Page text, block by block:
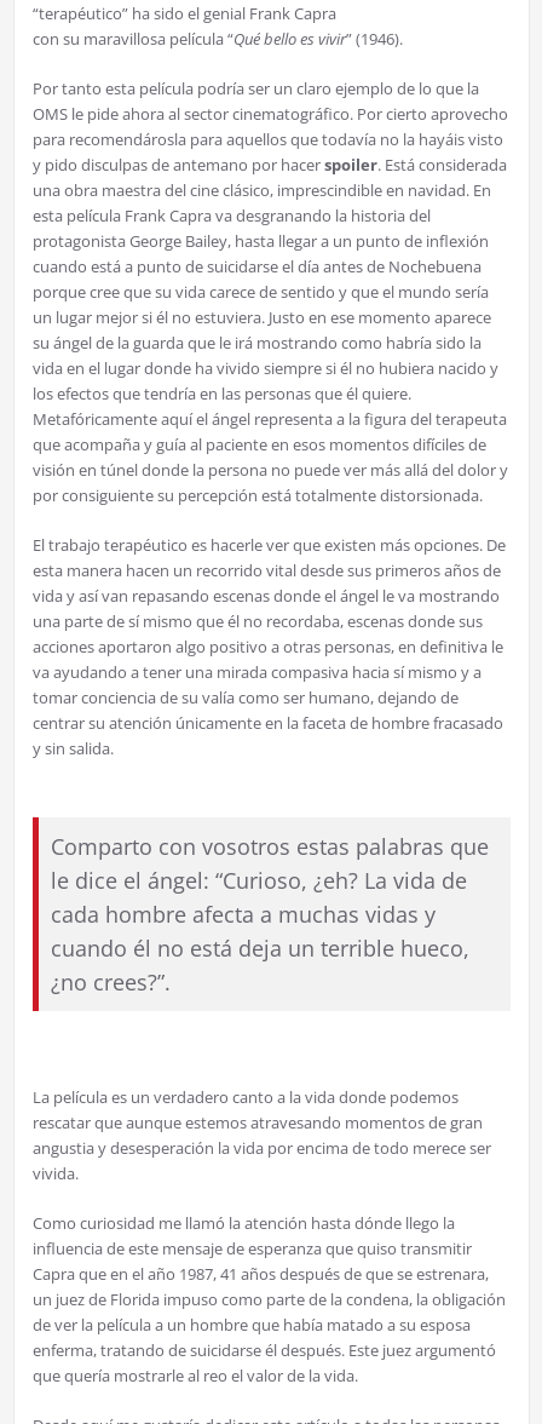
“terapéutico” ha sido el genial Frank Capra
con su maravillosa película “Qué bello es vivir” (1946).
Por tanto esta película podría ser un claro ejemplo de lo que la
OMS le pide ahora al sector cinematográfico. Por cierto aprovecho
para recomendárosla para aquellos que todavía no la hayáis visto
y pido disculpas de antemano por hacerspoiler. Está considerada
una obra maestra del cine clásico, imprescindible en navidad. En
esta película Frank Capra va desgranando la historia del
protagonista George Bailey, hasta llegar a un punto de inflexión
cuando está a punto de suicidarse el día antes de Nochebuena
porque cree que su vida carece de sentido y que el mundo sería
un lugar mejor si él no estuviera. Justo en ese momento aparece
su ángel de la guarda que le irá mostrando como habría sido la
vida en el lugar donde ha vivido siempre si él no hubiera nacido y
los efectos que tendría en las personas que él quiere.
Metafóricamente aquí el ángel representa a la figura del terapeuta
que acompaña y guía al paciente en esos momentos difíciles de
visión en túnel donde la persona no puede ver más allá del dolor y
por consiguiente su percepción está totalmente distorsionada.
El trabajo terapéutico es hacerle ver que existen más opciones. De
esta manera hacen un recorrido vital desde sus primeros años de
vida y así van repasando escenas donde el ángel le va mostrando
una parte de sí mismo que él no recordaba, escenas donde sus
acciones aportaron algo positivo a otras personas, en definitiva le
va ayudando a tener una mirada compasiva hacia sí mismo y a
tomar conciencia de su valía como ser humano, dejando de
centrar su atención únicamente en la faceta de hombre fracasado
y sin salida.
Comparto con vosotros estas palabras que
le dice el ángel: “Curioso, ¿eh? La vida de
cada hombre afecta a muchas vidas y
cuando él no está deja un terrible hueco,
¿no crees?”.
La película es un verdadero canto a la vida donde podemos
rescatar que aunque estemos atravesando momentos de gran
angustia y desesperación la vida por encima de todo merece ser
vivida.
Como curiosidad me llamó la atención hasta dónde llego la
influencia de este mensaje de esperanza que quiso transmitir
Capra que en el año 1987, 41 años después de que se estrenara,
un juez de Florida impuso como parte de la condena, la obligación
de ver la película a un hombre que había matado a su esposa
enferma, tratando de suicidarse él después. Este juez argumentó
que quería mostrarle al reo el valor de la vida.